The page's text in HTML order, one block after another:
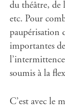
du théâtre, de
etc. Pour
paupérisation
importantes
soumis à la
C’est avec le